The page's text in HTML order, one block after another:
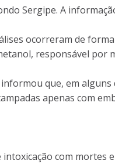
Sergipe. A
ocorreram de
responsável por
que, em
apenas com
intoxicação com